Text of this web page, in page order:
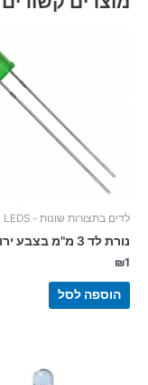
לדים בתצורות שונות - LEDS
נורת לד 3 מ"מ בצבע ירוק
₪1
הוספה לסל